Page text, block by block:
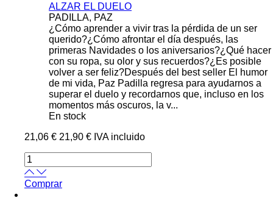
ALZAR EL DUELO
PADILLA, PAZ
¿Cómo aprender a vivir tras la pérdida de un ser
querido?¿Cómo afrontar el día después, las
primeras Navidades o los aniversarios?¿Qué hacer
con su ropa, su olor y sus recuerdos?¿Es posible
volver a ser feliz?Después del best seller El humor
de mi vida, Paz Padilla regresa para ayudarnos a
superar el duelo y recordarnos que, incluso en los
momentos más oscuros, la v...
En stock
21,06 € 21,90 € IVA incluido
Comprar